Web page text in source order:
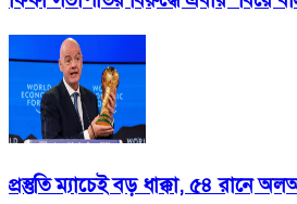
প্রস্তুতি ম্যাচেই বড় ধাক্কা, ৫৪ রানে